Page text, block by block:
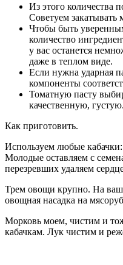
Из этого количества
Советуем закатывать
Чтобы быть
количество
у вас останется
даже в теплом виде.
Если нужна ударная
компоненты
Томатную пасту
качественную, густую.
Как приготовить.
Используем любые
Молодые оставляем с
перезревших удаляем
Трем овощи крупно. На ваш
овощная насадка на
Морковь моем, чистим и
кабачкам. Лук чистим и